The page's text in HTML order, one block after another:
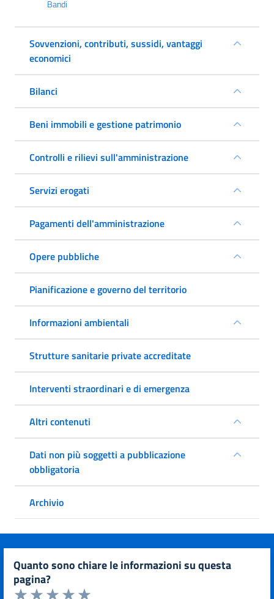
Bandi
Sovvenzioni, contributi, sussidi, vantaggi
economici
Bilanci
Beni immobili e gestione patrimonio
Controlli e rilievi sull'amministrazione
Servizi erogati
Pagamenti dell'amministrazione
Opere pubbliche
Pianificazione e governo del territorio
Informazioni ambientali
Strutture sanitarie private accreditate
Interventi straordinari e di emergenza
Altri contenuti
Dati non più soggetti a pubblicazione
obbligatoria
Archivio
quanto sono chiare le informazioni su questa
pagina?
Valuta da 1 a 5 stelle la pagina